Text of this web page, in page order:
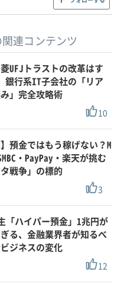
連コンテンツ
UFJトラストの改革はす
銀行系IT子会社の「リア
」完全攻略術
10
】預金ではもう稼げない？M
・PayPay・楽天が挑む
タ戦争」の標的
3
「ハイパー預金」1兆円が
る、金融業界者が知るべ
ジネスの変化
12